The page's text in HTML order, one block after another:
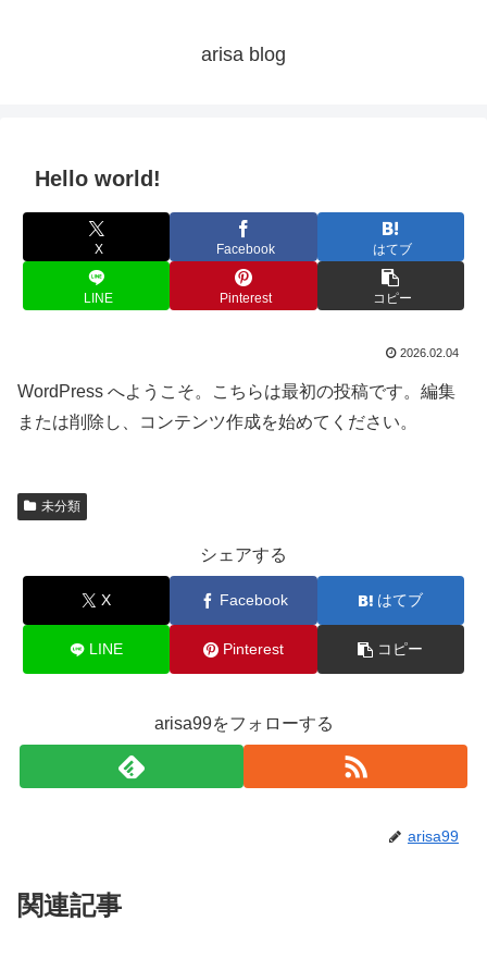
arisa blog
Hello world!
X Facebook はてブ
LINE Pinterest コピー
2026.02.04
WordPress へようこそ。こちらは最初の投稿です。編集
または削除し、コンテンツ作成を始めてください。
未分類
シェアする
X Facebook はてブ
LINE Pinterest コピー
arisa99をフォローする
arisa99
関連記事